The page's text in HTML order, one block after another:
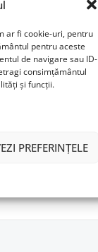
ar fi cookie-uri, pentru
pentru aceste
de navigare sau ID-
consimțământul
și funcții.
PREFERINȚELE